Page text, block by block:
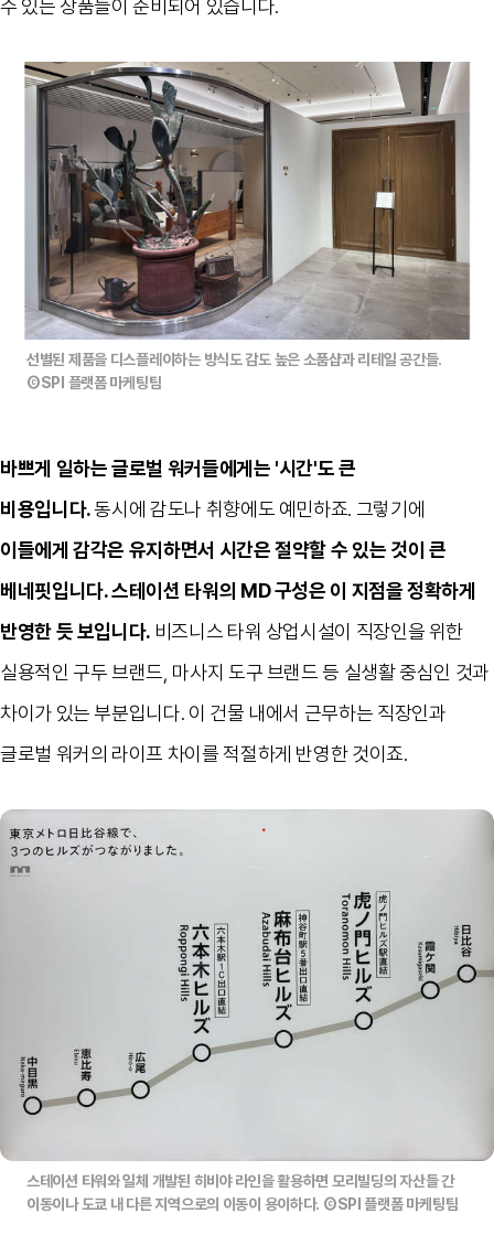
수 있는 상품들이 준비되어 있습니다.
선별된 제품을 디스플레이하는 방식도 감도 높은 소품샵과 리테일 공간들.
ⒸSPI 플랫폼 마케팅팀
바쁘게 일하는 글로벌 워커들에게는 '시간'도 큰
비용입니다.동시에 감도나 취향에도 예민하죠. 그렇기에
이들에게 감각은 유지하면서 시간은 절약할 수 있는 것이 큰
베네핏입니다.스테이션 타워의 MD구성은 이 지점을 정확하게
반영한 듯 보입니다. 비즈니스 타워 상업시설이 직장인을 위한
실용적인 구두 브랜드 마사지 도구 브랜드 등 실생활 중심인 것과
차이가 있는 부분입니다. 이 건물 내에서 근무하는 직장인과
글로벌 워커의 라이프 차이를 적절하게 반영한 것이죠.
스테이션 타워와 일체 개발된 히비야 라인을 활용하면 모리빌딩의 자산들 간
이동이나 도쿄 내 다른 지역으로의 이동이 용이하다. ⒸSPI 플랫폼 마케팅팀